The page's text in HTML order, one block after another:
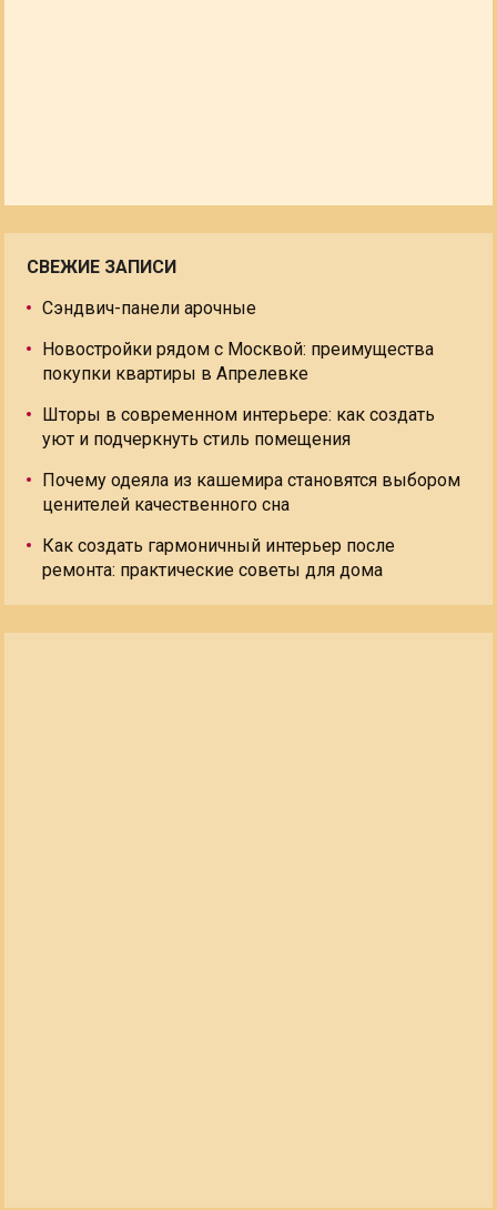
СВЕЖИЕ ЗАПИСИ
Сэндвич-панели арочные
Новостройки рядом с Москвой: преимущества
покупки квартиры в Апрелевке
Шторы в современном интерьере: как создать
уют и подчеркнуть стиль помещения
Почему одеяла из кашемира становятся выбором
ценителей качественного сна
Как создать гармоничный интерьер после
ремонта: практические советы для дома